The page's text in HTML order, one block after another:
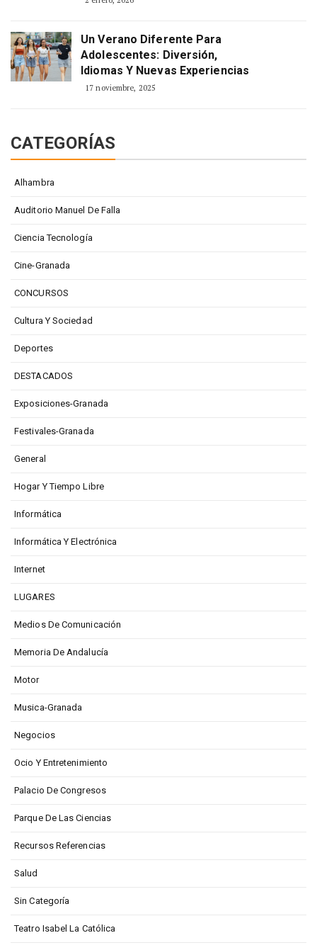
Un Verano Diferente Para
Adolescentes: Diversión,
Idiomas Y Nuevas Experiencias
17 noviembre, 2025
CATEGORÍAS
Alhambra
Auditorio Manuel De Falla
Ciencia Tecnología
Cine-Granada
CONCURSOS
Cultura Y Sociedad
Deportes
DESTACADOS
Exposiciones-Granada
Festivales-Granada
General
Hogar Y Tiempo Libre
Informática
Informática Y Electrónica
Internet
LUGARES
Medios De Comunicación
Memoria De Andalucía
Motor
Musica-Granada
Negocios
Ocio Y Entretenimiento
Palacio De Congresos
Parque De Las Ciencias
Recursos Referencias
Salud
Sin Categoría
Teatro Isabel La Católica